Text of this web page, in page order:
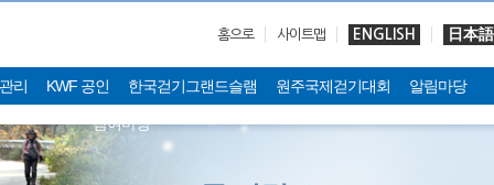
홈으로 사이트맵 ENGLISH 日本語
리 KWF 공인 한국걷기그랜드슬램 원주국제걷기대회 알림마당
참여마당